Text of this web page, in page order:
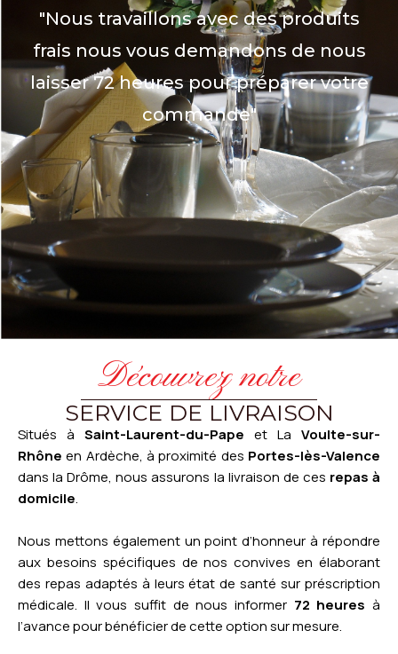
"Nous travaillons avec des produits
frais nous vous demandons de nous
laisser 72 heures pour préparer votre
commande"
Découvrez notre
SERVICE DE LIVRAISON
Situés à Saint-Laurent-du-Pape et La Voulte-sur-
Rhône en Ardèche, à proximité des Portes-lès-Valence
dans la Drôme, nous assurons la livraison de ces repas à
domicile.
Nous mettons également un point d’honneur à répondre
aux besoins spécifiques de nos convives en élaborant
des repas adaptés à leurs état de santé sur préscription
médicale. Il vous suffit de nous informer 72 heures à
l’avance pour bénéficier de cette option sur mesure.